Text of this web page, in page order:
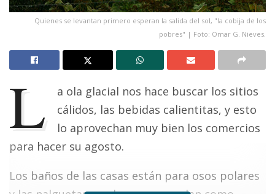
Quienes se levantan primero esperan la salida del sol, "la cobija de los
pobres" | Foto: Omar G. Nieves.
L
a ola glacial nos hace buscar los sitios
cálidos, las bebidas calientitas, y esto
lo aprovechan muy bien los comercios
para hacer su agosto.
Los baños de las casas están para osos polares